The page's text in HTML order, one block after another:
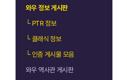
와우 정보 게시판
└PTR 정보
└클래식 정보
└인증 게시물 모음
와우 역사관 게시판